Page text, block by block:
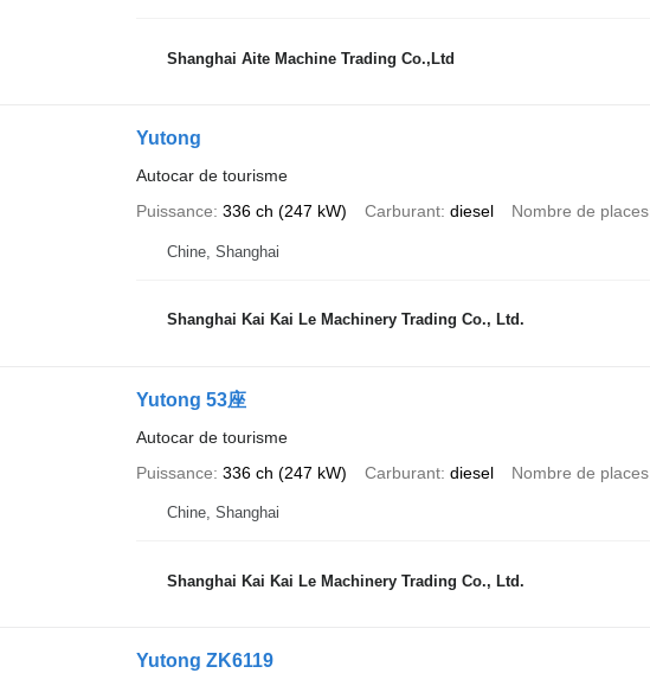
Shanghai Aite Machine Trading Co.,Ltd
Yutong
Autocar de tourisme
Puissance 336 ch (247 kW) Carburant diesel Nombre de places
Chine, Shanghai
Shanghai Kai Kai Le Machinery Trading Co., Ltd.
Yutong 53座
Autocar de tourisme
Puissance 336 ch (247 kW) Carburant diesel Nombre de places
Chine, Shanghai
Shanghai Kai Kai Le Machinery Trading Co., Ltd.
Yutong ZK6119